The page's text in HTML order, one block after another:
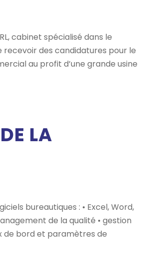
cabinet spécialisé dans le
des candidatures pour le
au profit d’une grande usine
LA
bureautiques : • Excel, Word,
de la qualité • gestion
de bord et paramètres de